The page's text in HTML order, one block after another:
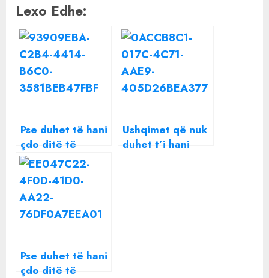
Lexo Edhe:
Pse duhet të hani
çdo ditë të
njëjtin mëngjes
Ushqimet që nuk
duhet t’i hani
Pse duhet të hani
çdo ditë të